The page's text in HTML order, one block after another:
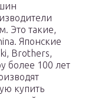
Это такие,
Японские
Brothers,
более 100 лет
купить